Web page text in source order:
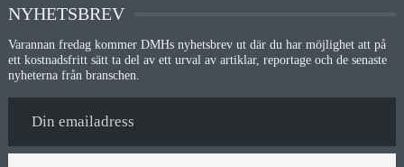
NYHETSBREV
Varannan fredag kommer DMHs nyhetsbrev ut där du har möjlighet att på
ett kostnadsfritt sätt ta del av ett urval av artiklar, reportage och de senaste
nyheterna från branschen.